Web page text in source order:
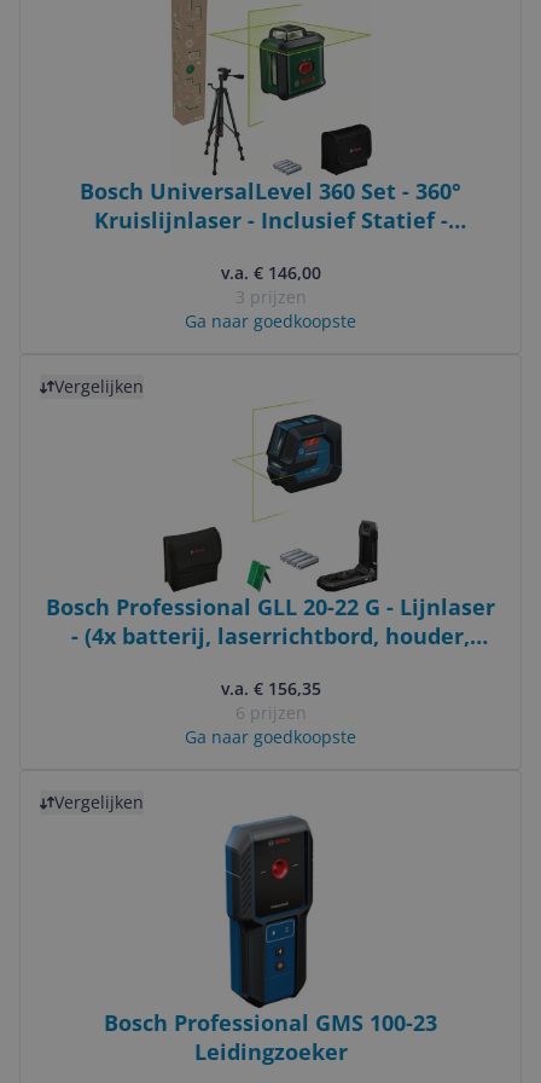
Bosch UniversalLevel 360 Set - 360°
Kruislijnlaser - Inclusief Statief -
v.a. € 146,00
3 prijzen
Ga naar goedkoopste
Vergelijken
Bosch Professional GLL 20-22 G - Lijnlaser
- (4x batterij, laserrichtbord, houder,
v.a. € 156,35
6 prijzen
Ga naar goedkoopste
Vergelijken
Bosch Professional GMS 100-23
Leidingzoeker